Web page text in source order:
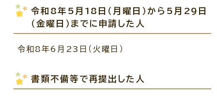
令和8年5月18日（月曜日）から5月29日
（金曜日）までに申請した人
令和8年6月23日（火曜日）
書類不備等で再提出した人